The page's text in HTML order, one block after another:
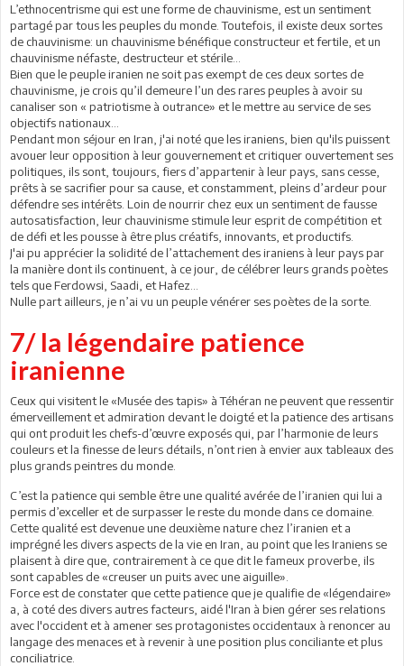
L’ethnocentrisme qui est une forme de chauvinisme, est un sentiment
partagé par tous les peuples du monde. Toutefois, il existe deux sortes
de chauvinisme: un chauvinisme bénéfique constructeur et fertile, et un
chauvinisme néfaste, destructeur et stérile...
Bien que le peuple iranien ne soit pas exempt de ces deux sortes de
chauvinisme, je crois qu’il demeure l’un des rares peuples à avoir su
canaliser son « patriotisme à outrance» et le mettre au service de ses
objectifs nationaux...
Pendant mon séjour en Iran, j'ai noté que les iraniens, bien qu'ils puissent
avouer leur opposition à leur gouvernement et critiquer ouvertement ses
politiques, ils sont, toujours, fiers d’appartenir à leur pays, sans cesse,
prêts à se sacrifier pour sa cause, et constamment, pleins d’ardeur pour
défendre ses intérêts. Loin de nourrir chez eux un sentiment de fausse
autosatisfaction, leur chauvinisme stimule leur esprit de compétition et
de défi et les pousse à être plus créatifs, innovants, et productifs.
J'ai pu apprécier la solidité de l’attachement des iraniens à leur pays par
la manière dont ils continuent, à ce jour, de célébrer leurs grands poètes
tels que Ferdowsi, Saadi, et Hafez…
Nulle part ailleurs, je n’ai vu un peuple vénérer ses poètes de la sorte.
7/ la légendaire patience
iranienne
Ceux qui visitent le «Musée des tapis» à Téhéran ne peuvent que ressentir
émerveillement et admiration devant le doigté et la patience des artisans
qui ont produit les chefs-d’œuvre exposés qui, par l’harmonie de leurs
couleurs et la finesse de leurs détails, n’ont rien à envier aux tableaux des
plus grands peintres du monde.
C’est la patience qui semble être une qualité avérée de l’iranien qui lui a
permis d’exceller et de surpasser le reste du monde dans ce domaine.
Cette qualité est devenue une deuxième nature chez l’iranien et a
imprégné les divers aspects de la vie en Iran, au point que les Iraniens se
plaisent à dire que, contrairement à ce que dit le fameux proverbe, ils
sont capables de «creuser un puits avec une aiguille».
Force est de constater que cette patience que je qualifie de «légendaire»
a, à coté des divers autres facteurs, aidé l'Iran à bien gérer ses relations
avec l'occident et à amener ses protagonistes occidentaux à renoncer au
langage des menaces et à revenir à une position plus conciliante et plus
conciliatrice.